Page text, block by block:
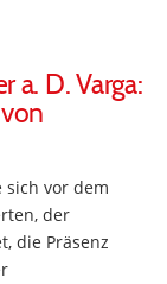
a. D. Varga:
sich vor dem
der
die Präsenz